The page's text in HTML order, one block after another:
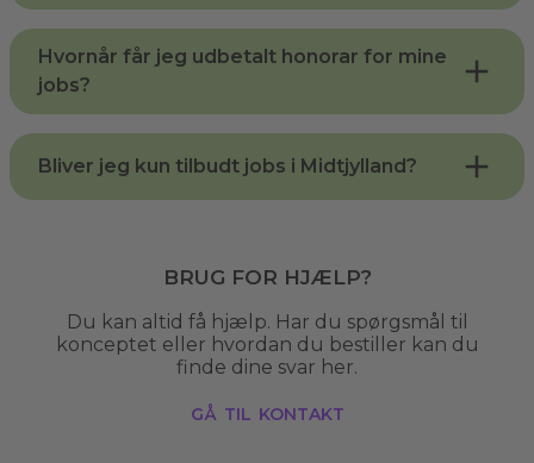
Hvornår får jeg udbetalt honorar for mine
jobs?
Bliver jeg kun tilbudt jobs i Midtjylland?
Brug for hjælp?
Du kan altid få hjælp. Har du spørgsmål til
konceptet eller hvordan du bestiller kan du
finde dine svar her.
gå til kontakt